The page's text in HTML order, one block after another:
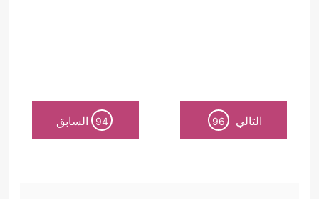
التالي 96
94 السابق